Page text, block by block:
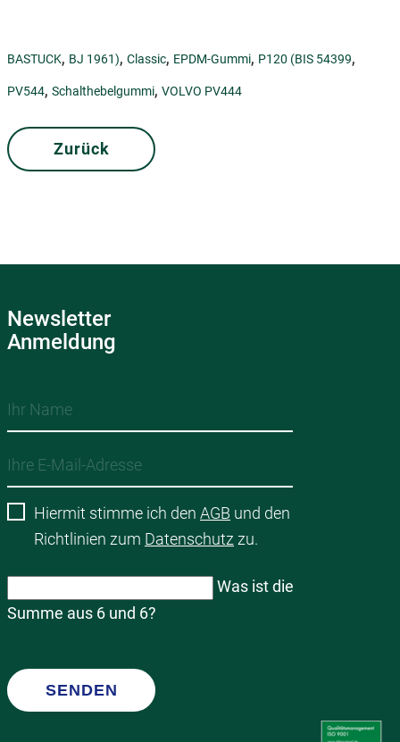
BASTUCK, BJ 1961), Classic, EPDM-Gummi, P120 (BIS 54399,
PV544, Schalthebelgummi, VOLVO PV444
Zurück
Newsletter
Anmeldung
Hiermit stimme ich den AGB und den
Richtlinien zum Datenschutz zu.
Was ist die
Summe aus 6 und 6?
SENDEN